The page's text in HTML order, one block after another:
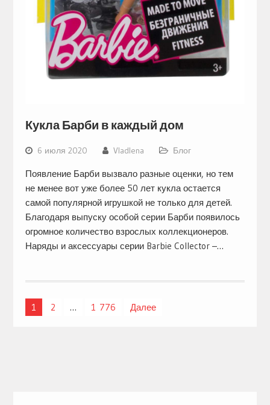
Кукла Барби в каждый дом
6 июля 2020 Vladlena Блог
Появление Барби вызвало разные оценки, но тем
не менее вот уже более 50 лет кукла остается
самой популярной игрушкой не только для детей.
Благодаря выпуску особой серии Барби появилось
огромное количество взрослых коллекционеров.
Наряды и аксессуары серии Barbie Collector –…
Навигация
1 2 … 1 776 Далее